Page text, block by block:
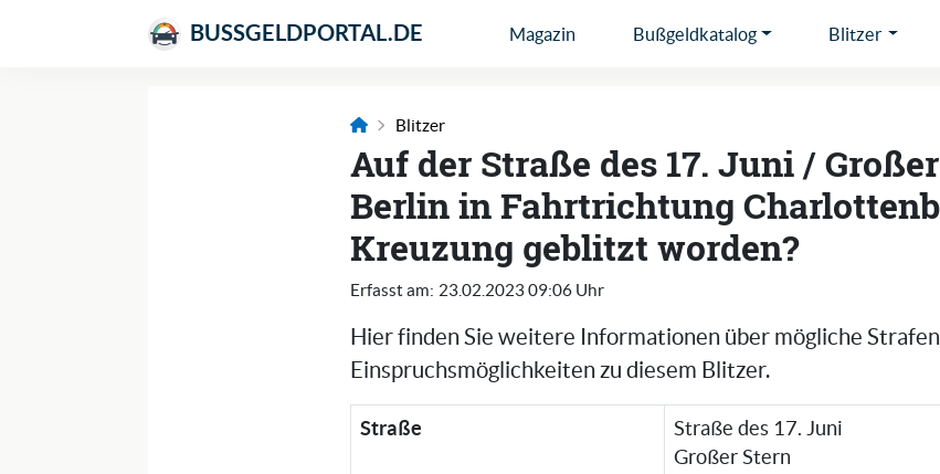
BUSSGELDPORTAL.DE Magazin Bußgeldkatalog Blitzer
Blitzer
Auf der Straße des 17. Juni /
Berlin in Fahrtrichtung
Kreuzung geblitzt worden?
Erfasst am: 23.02.2023 09:06 Uhr
Hier finden Sie weitere Informationen über mögliche
Einspruchsmöglichkeiten zu diesem Blitzer.
Straße
Straße des 17. Juni
Großer Stern